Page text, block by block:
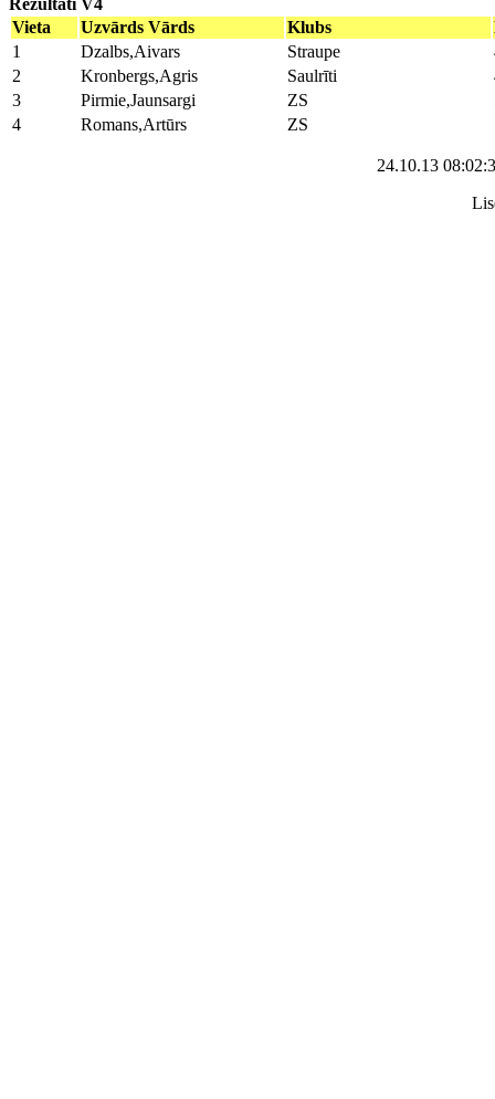
Rezultāti V4
Vieta
Uzvārds Vārds Klubs
1
Dzalbs,Aivars Straupe
2
Kronbergs,Agris Saulrīti
3
Pirmie,Jaunsargi ZS
4
Romans,Artūrs ZS
24.10.13